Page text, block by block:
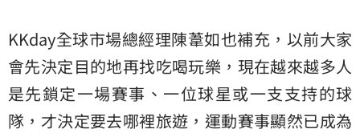
KKday全球市場總經理陳葦如也補充，以前大家
會先決定目的地再找吃喝玩樂，現在越來越多人
是先鎖定一場賽事、一位球星或一支支持的球
隊，才決定要去哪裡旅遊，運動賽事顯然已成為